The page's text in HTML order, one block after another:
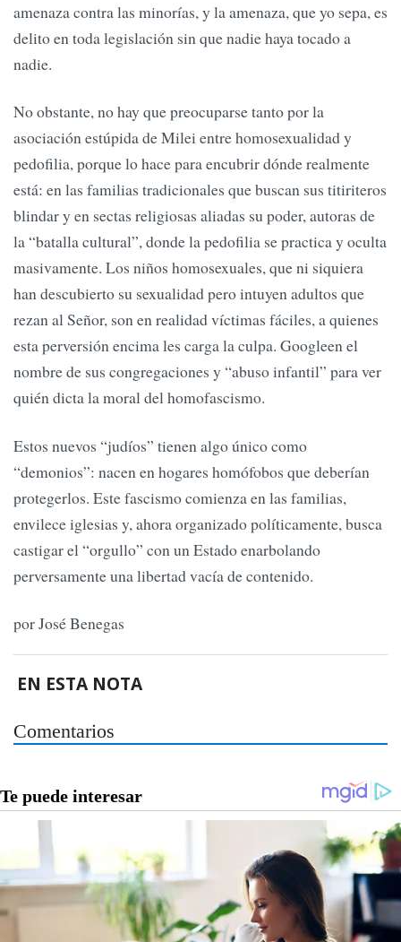
amenaza contra las minorías, y la amenaza, que yo sepa, es
delito en toda legislación sin que nadie haya tocado a
nadie.
No obstante, no hay que preocuparse tanto por la
asociación estúpida de Milei entre homosexualidad y
pedofilia, porque lo hace para encubrir dónde realmente
está: en las familias tradicionales que buscan sus titiriteros
blindar y en sectas religiosas aliadas su poder, autoras de
la “batalla cultural”, donde la pedofilia se practica y oculta
masivamente. Los niños homosexuales, que ni siquiera
han descubierto su sexualidad pero intuyen adultos que
rezan al Señor, son en realidad víctimas fáciles, a quienes
esta perversión encima les carga la culpa. Googleen el
nombre de sus congregaciones y “abuso infantil” para ver
quién dicta la moral del homofascismo.
Estos nuevos “judíos” tienen algo único como
“demonios”: nacen en hogares homófobos que deberían
protegerlos. Este fascismo comienza en las familias,
envilece iglesias y, ahora organizado políticamente, busca
castigar el “orgullo” con un Estado enarbolando
perversamente una libertad vacía de contenido.
por José Benegas
EN ESTA NOTA
Comentarios